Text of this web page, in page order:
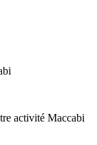
activité Maccabi